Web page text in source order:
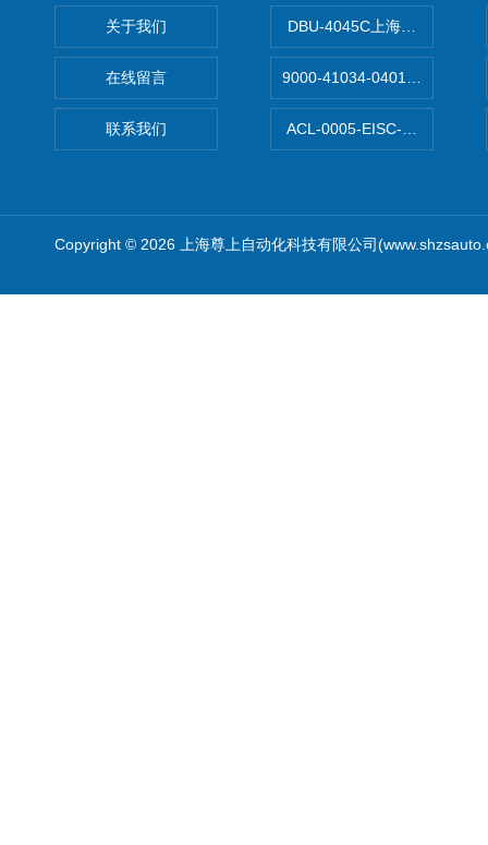
关于我们
在线留言
联系我们
DBU-4045C上海鹰峰制动单
9000-41034-0401000穆尔
ACL-0005-EISC-E2M8C上海
Copyright © 2026 上海尊上自动化科技有限公司